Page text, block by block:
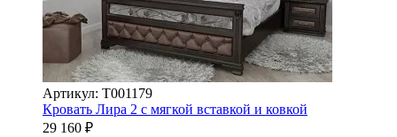
Артикул: Т001179
Кровать Лира 2 с мягкой вставкой и ковкой
29 160 ₽